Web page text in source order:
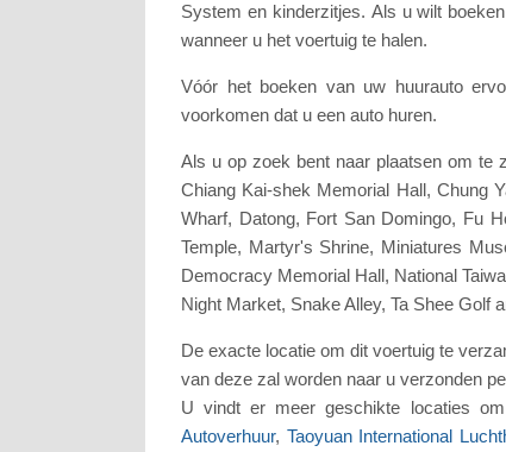
System en kinderzitjes. Als u wilt
wanneer u het voertuig te halen.
Vóór het boeken van uw huurauto
voorkomen dat u een auto huren.
Als u op zoek bent naar plaatsen om te
Chiang Kai-shek Memorial Hall, Chung
Wharf, Datong, Fort San Domingo, Fu
Temple, Martyr's Shrine, Miniatures
Democracy Memorial Hall, National
Night Market, Snake Alley, Ta Shee Golf
De exacte locatie om dit voertuig te
van deze zal worden naar u verzonden
U vindt er meer geschikte locaties
Autoverhuur, Taoyuan International